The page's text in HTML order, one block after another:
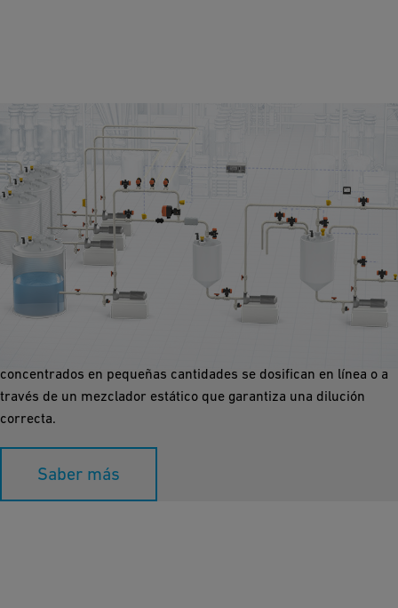
Dosificación y Dilución
La dosificación y dilución de productos químicos requiere flujos
de trabajo altamente especializados y fiables, especialmente
concentrados en pequeñas cantidades se dosifican en línea o a
través de un mezclador estático que garantiza una dilución
correcta.
Saber más